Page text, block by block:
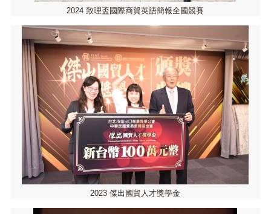
2024 致理盃國際商貿英語簡報全國競賽
2023 傑出國貿人才獎學金